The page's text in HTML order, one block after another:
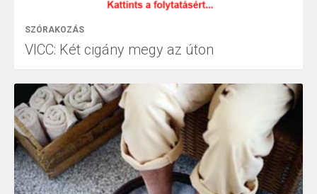
SZÓRAKOZÁS
VICC: Két cigány megy az úton